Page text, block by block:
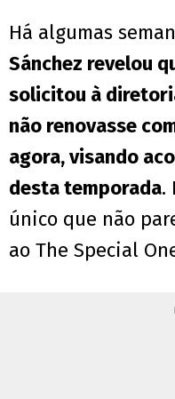
Há algumas
Sánchez revelou
solicitou à
não renovasse
agora, visando
desta temporada.
único que não
ao The Special